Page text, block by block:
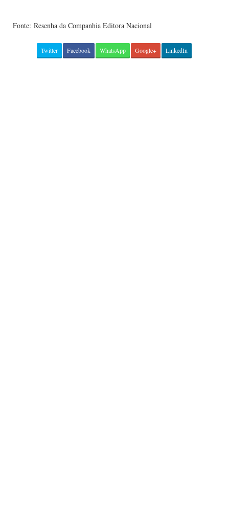
Fonte: Resenha da Companhia Editora Nacional
Twitter Facebook WhatsApp Google+ LinkedIn